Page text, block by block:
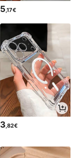
5,17€
3,82€